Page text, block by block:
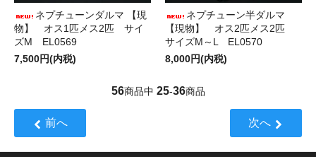
ネプチューンダルマ 【現
物】 オス1匹メス2匹 サイ
ズM EL0569
7,500円(内税)
ネプチューン半ダルマ
【現物】 オス2匹メス2匹
サイズM～L EL0570
8,000円(内税)
56商品中 25-36商品
前へ 次へ